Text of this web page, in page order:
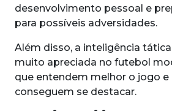
desenvolvimento pessoal e
para possíveis adversidades.
Além disso, a inteligência
muito apreciada no futebol
que entendem melhor o jogo e
conseguem se destacar.